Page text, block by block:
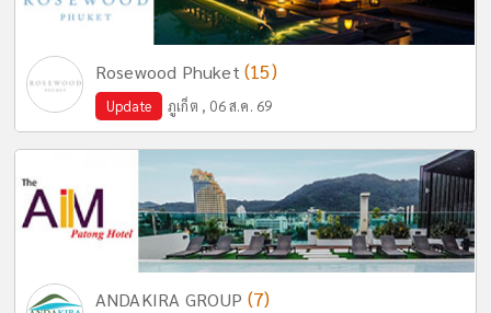
Rosewood Phuket (15)
Update ภูเก็ต , 06 ส.ค. 69
ANDAKIRA GROUP (7)